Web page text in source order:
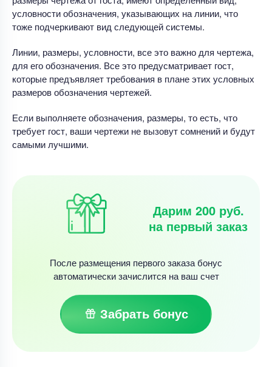
условности обозначения, указывающих на линии, что
тоже подчеркивают вид следующей системы.
Линии, размеры, условности, все это важно для чертежа,
для его обозначения. Все это предусматривает гост,
которые предъявляет требования в плане этих условных
размеров обозначения чертежей.
Если выполняете обозначения, размеры, то есть, что
требует гост, ваши чертежи не вызовут сомнений и будут
самыми лучшими.
Дарим 200 руб.
на первый заказ
После размещения первого заказа бонус
автоматически зачислится на ваш счет
Забрать бонус